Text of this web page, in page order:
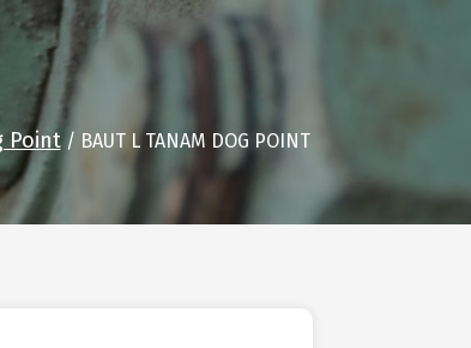
Point/ BAUT L TANAM DOG POINT